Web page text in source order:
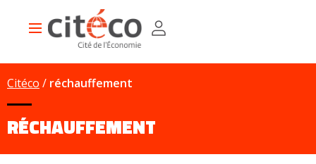
Main
Citéco réchauffement
RÉCHAUFFEMENT
Panneau de gestion des cookies